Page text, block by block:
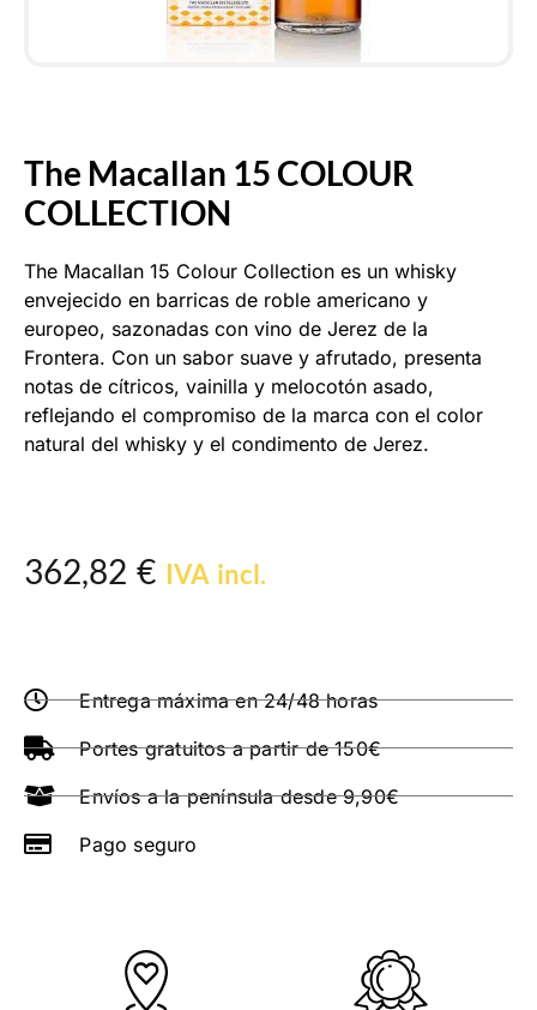
The Macallan 15 COLOUR
COLLECTION
The Macallan 15 Colour Collection es un whisky
envejecido en barricas de roble americano y
europeo, sazonadas con vino de Jerez de la
Frontera. Con un sabor suave y afrutado, presenta
notas de cítricos, vainilla y melocotón asado,
reflejando el compromiso de la marca con el color
natural del whisky y el condimento de Jerez.
362,82 € IVA incl.
Entrega máxima en 24/48 horas
Portes gratuitos a partir de 150€
Envíos a la península desde 9,90€
Pago seguro